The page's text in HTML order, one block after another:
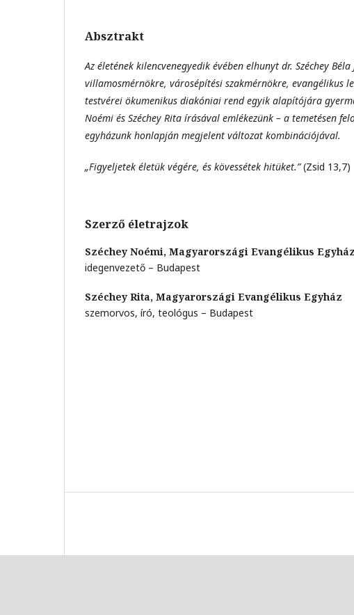
Absztrakt
Az életének kilencvenegyedik évében elhunyt dr. Széchey Béla
villamosmérnökre, városépítési szakmérnökre, evangélikus
testvérei ökumenikus diakóniai rend egyik alapítójára
Noémi és Széchey Rita írásával emlékezünk – a temetésen
egyházunk honlapján megjelent változat kombinációjával.
„Figyeljetek életük végére, és kövessétek hitüket.”(Zsid 13,7)
Szerző életrajzok
Széchey Noémi, Magyarországi Evangélikus Egyház
idegenvezető – Budapest
Széchey Rita, Magyarországi Evangélikus Egyház
szemorvos, író, teológus – Budapest